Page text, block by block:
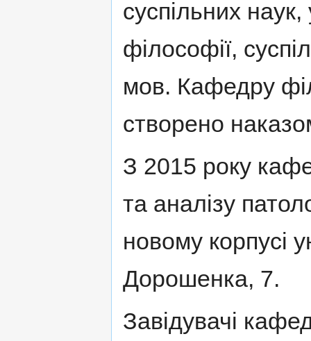
суспільних
філософії,
мов. Кафедру
створено
З 2015 року
та аналізу
новому корпусі
Дорошенка, 7.
Завідувачі